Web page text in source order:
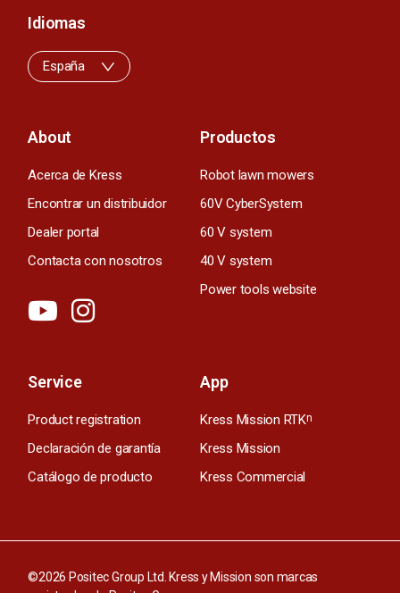
About
Acerca de Kress
Encontrar un distribuidor
Dealer portal
Contacta con nosotros
Productos
Robot lawn mowers
60V CyberSystem
60 V system
40 V system
Power tools website
Service
Product registration
Declaración de garantía
Catálogo de producto
App
Kress Mission RTKn
Kress Mission
Kress Commercial
Idiomas
España
©2026 Positec Group Ltd. Kress y Mission son marcas